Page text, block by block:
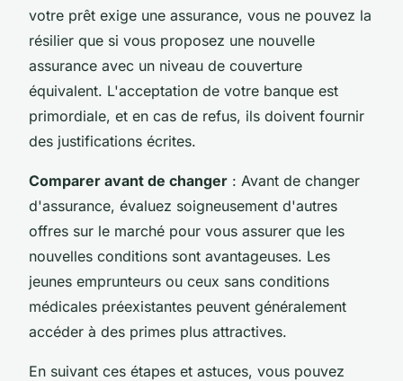
votre prêt exige une assurance, vous ne pouvez la
résilier que si vous proposez une nouvelle
assurance avec un niveau de couverture
équivalent. L'acceptation de votre banque est
primordiale, et en cas de refus, ils doivent fournir
des justifications écrites.
Comparer avant de changer : Avant de changer
d'assurance, évaluez soigneusement d'autres
offres sur le marché pour vous assurer que les
nouvelles conditions sont avantageuses. Les
jeunes emprunteurs ou ceux sans conditions
médicales préexistantes peuvent généralement
accéder à des primes plus attractives.
En suivant ces étapes et astuces, vous pouvez